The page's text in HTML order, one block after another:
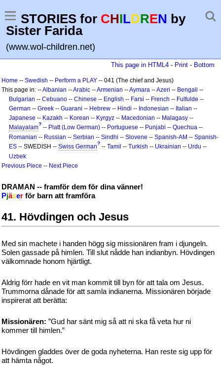
STORIES for CHILDREN by
Sister Farida
(www.wol-children.net)
This page in HTML4 - Print - Bottom
Home -- Swedish -- Perform a PLAY -- 041 (The chief and Jesus)
This page in: --Albanian --Arabic --Armenian --Aymara --Azeri -- Bengali --
Bulgarian -- Cebuano -- Chinese -- English -- Farsi -- French -- Fulfulde --
German -- Greek -- Guarani -- Hebrew -- Hindi -- Indonesian -- Italian --
Japanese -- Kazakh -- Korean -- Kyrgyz -- Macedonian -- Malagasy --
Malayalam? -- Platt (Low German) -- Portuguese -- Punjabi -- Quechua --
Romanian -- Russian -- Serbian -- Sindhi -- Slovene -- Spanish-AM -- Spanish-
ES -- SWEDISH -- Swiss German? -- Tamil -- Turkish -- Ukrainian -- Urdu --
Uzbek
Previous Piece -- Next Piece
DRAMAN -- framför dem för dina vänner!
Pjäser för barn att framföra
41. Hövdingen och Jesus
Med sin machete i handen högg sig missionären fram i djungeln.
Solen gassade på himlen. Till slut nådde han indianbyn. Hövdingen
välkomnade honom hjärtligt.
Aldrig förr hade en vit man kommit till byn för att tala om Jesus.
Trummorna dånade för att samla indianerna. Missionären började
inspirerat att berätta:
Missionären: ”Gud har sänt mig så att ni ska få veta hur ni
kommer till himlen.”
Hövdingen gladdes över de goda nyheterna. Han reste sig upp för
att hämta något.